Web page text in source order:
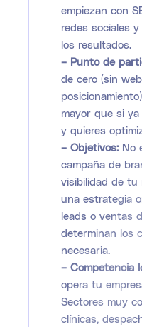
empiezan con
redes sociales
los resultados.
– Punto de
de cero (sin
mayor que si
y quieres
– Objetivos:No
campaña de
visibilidad de tu
una estrategia
leads o ventas
determinan los
necesaria.
– Competencia
opera tu
Sectores muy
clínicas,